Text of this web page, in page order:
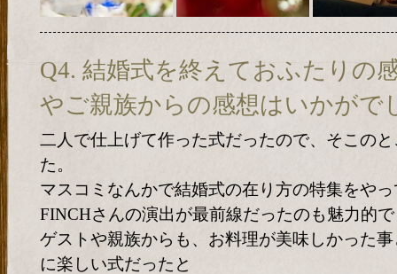
Q4. 結婚式を終えておふたりの
やご親族からの感想はいかがで
二人で仕上げて作った式だったので、そこの
た。
マスコミなんかで結婚式の在り方の特集をや
FINCHさんの演出が最前線だったのも魅力的
ゲストや親族からも、お料理が美味しかった
に楽しい式だったと